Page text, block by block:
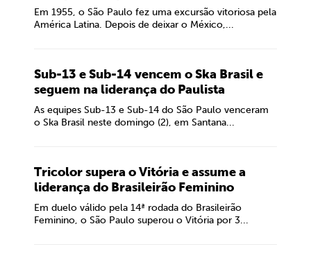
Em 1955, o São Paulo fez uma excursão vitoriosa pela
América Latina. Depois de deixar o México,...
Sub-13 e Sub-14 vencem o Ska Brasil e
seguem na liderança do Paulista
As equipes Sub-13 e Sub-14 do São Paulo venceram
o Ska Brasil neste domingo (2), em Santana...
Tricolor supera o Vitória e assume a
liderança do Brasileirão Feminino
Em duelo válido pela 14ª rodada do Brasileirão
Feminino, o São Paulo superou o Vitória por 3...